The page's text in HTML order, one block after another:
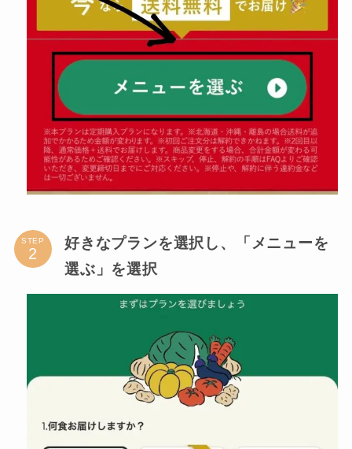
STEP
好きなプランを選択し、「メニューを
選ぶ」を選択